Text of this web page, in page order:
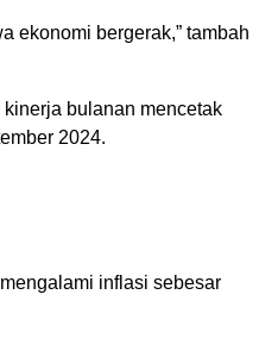
ekonomi bergerak,” tambah
bulanan mencetak
2024.
inflasi sebesar